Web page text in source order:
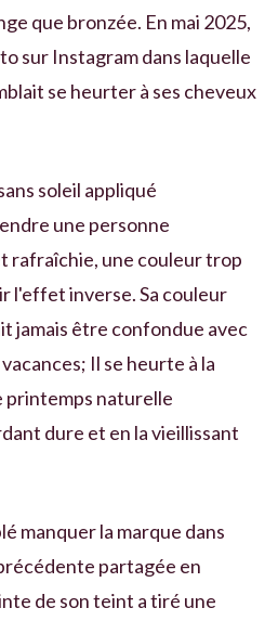
que bronzée. En mai 2025,
sur Instagram dans laquelle
se heurter à ses cheveux
soleil appliqué
une personne
rafraîchie, une couleur trop
l'effet inverse. Sa couleur
jamais être confondue avec
Il se heurte à la
printemps naturelle
dure et en la vieillissant
manquer la marque dans
partagée en
de son teint a tiré une